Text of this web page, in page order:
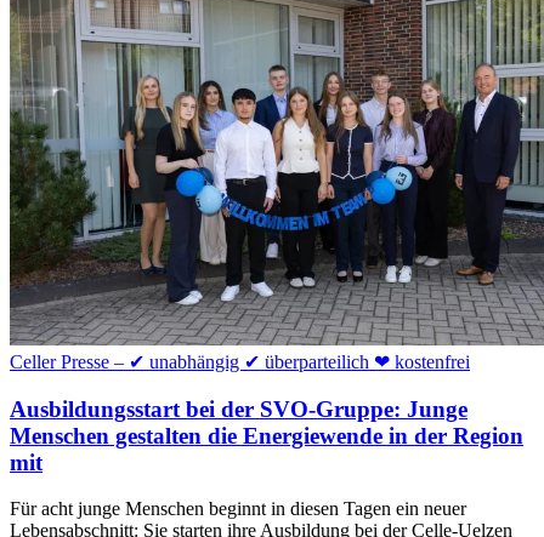
Celler Presse – ✔ unabhängig ✔ überparteilich ❤ kostenfrei
Ausbildungsstart bei der SVO-Gruppe: Junge
Menschen gestalten die Energiewende in der Region
mit
Für acht junge Menschen beginnt in diesen Tagen ein neuer
Lebensabschnitt: Sie starten ihre Ausbildung bei der Celle-Uelzen